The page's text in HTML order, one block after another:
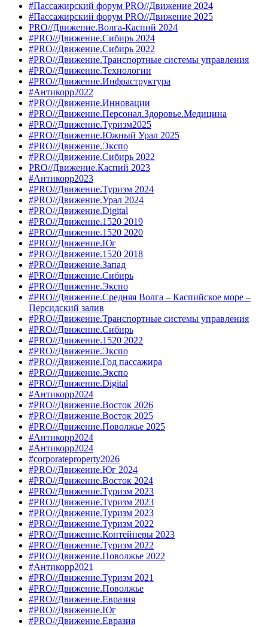
#Пассажирский форум PRO//Движение 2024
#Пассажирский форум PRO//Движение 2025
PRO//Движение.Волга-Каспий 2024
#PRO//Движение.Сибирь 2024
#PRO//Движение.Сибирь 2022
#PRO//Движение.Транспортные системы управления
#PRO//Движение.Технологии
#PRO//Движение.Инфраструктура
#Антикорр2022
#PRO//Движение.Инновации
#PRO//Движение.Персонал.Здоровье.Медицина
#PRO//Движение.Туризм2025
#PRO//Движение.Южный Урал 2025
#PRO//Движение.Экспо
#PRO//Движение.Сибирь 2022
PRO//Движение.Каспий 2023
#Антикорр2023
#PRO//Движение.Туризм 2024
#PRO//Движение.Урал 2024
#PRO//Движение.Digital
#PRO//Движение.1520 2019
#PRO//Движение.1520 2020
#PRO//Движение.Юг
#PRO//Движение.1520 2018
#PRO//Движение.Запад
#PRO//Движение.Сибирь
#PRO//Движение.Экспо
#PRO//Движение.Средняя Волга – Каспийское море –
Персидский залив
#PRO//Движение.Транспортные системы управления
#PRO//Движение.Сибирь
#PRO//Движение.1520 2022
#PRO//Движение.Экспо
#PRO//Движение.Год пассажира
#PRO//Движение.Экспо
#PRO//Движение.Digital
#Антикорр2024
#PRO//Движение.Восток 2026
#PRO//Движение.Восток 2025
#PRO//Движение.Поволжье 2025
#Антикорр2024
#Антикорр2024
#corporateproperty2026
#PRO//Движение.Юг 2024
#PRO//Движение.Восток 2024
#PRO//Движение.Туризм 2023
#PRO//Движение.Туризм 2023
#PRO//Движение.Туризм 2023
#PRO//Движение.Туризм 2022
#PRO//Движение.Контейнеры 2023
#PRO//Движение.Туризм 2022
#PRO//Движение.Поволжье 2022
#Антикорр2021
#PRO//Движение.Туризм 2021
#PRO//Движение.Поволжье
#PRO//Движение.Евразия
#PRO//Движение.Юг
#PRO//Движение.Евразия